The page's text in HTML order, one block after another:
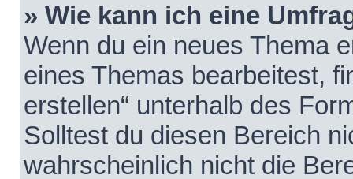
» Wie kann ich eine
Wenn du ein neues Thema
eines Themas bearbeitest,
erstellen“ unterhalb des
Solltest du diesen Bereich
wahrscheinlich nicht die